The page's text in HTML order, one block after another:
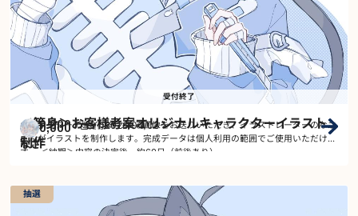
受付終了
＜等身＞お客様考案オリジナルキャラクターイラスト
制作
なさ
キャラクターデザインのわかる画像をお送りいただき、イラストレーターのなさ
さんがイラストを制作します。完成データは個人利用の範囲でご使用いただけま
す。 ＜納期＞内容の決定後、約60日（前後あり） …
￥40,000 受付2026/04/03～
抽選